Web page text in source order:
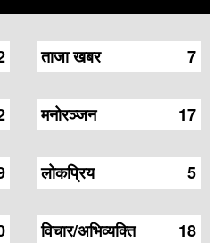
7
ताजा खबर
17
मनोरञ्जन
5
लोकप्रिय
18
विचार/अभिव्यक्ति